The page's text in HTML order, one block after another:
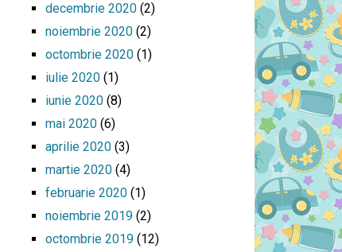
decembrie 2020 (2)
noiembrie 2020 (2)
octombrie 2020 (1)
iulie 2020 (1)
iunie 2020 (8)
mai 2020 (6)
aprilie 2020 (3)
martie 2020 (4)
februarie 2020 (1)
noiembrie 2019 (2)
octombrie 2019 (12)